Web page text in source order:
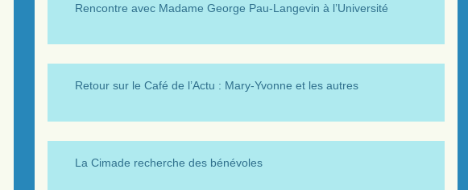
Rencontre avec Madame George Pau-Langevin à l’Université
Retour sur le Café de l’Actu : Mary-Yvonne et les autres
La Cimade recherche des bénévoles